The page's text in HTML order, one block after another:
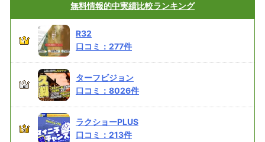
無料情報的中実績比較ランキング
R32
口コミ： 277件
ターフビジョン
口コミ： 8026件
ラクショーPLUS
口コミ： 213件